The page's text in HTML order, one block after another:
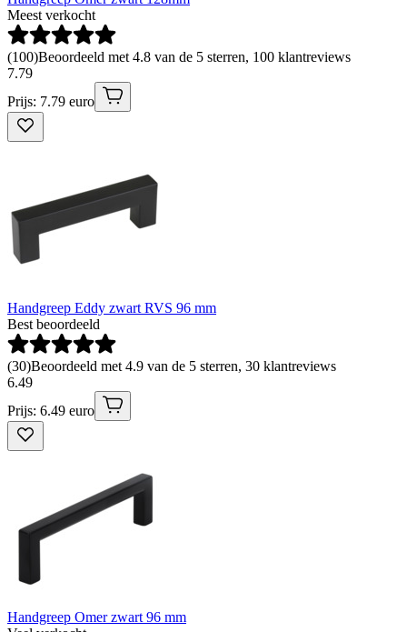
Meest verkocht
(100)Beoordeeld met 4.8 van de 5 sterren, 100 klantreviews
7.79
Prijs: 7.79 euro
Handgreep Eddy zwart RVS 96 mm
Best beoordeeld
(30)Beoordeeld met 4.9 van de 5 sterren, 30 klantreviews
6.49
Prijs: 6.49 euro
Handgreep Omer zwart 96 mm